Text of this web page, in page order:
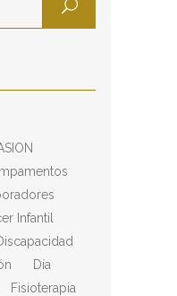
Infantil
Día
Fisioterapia